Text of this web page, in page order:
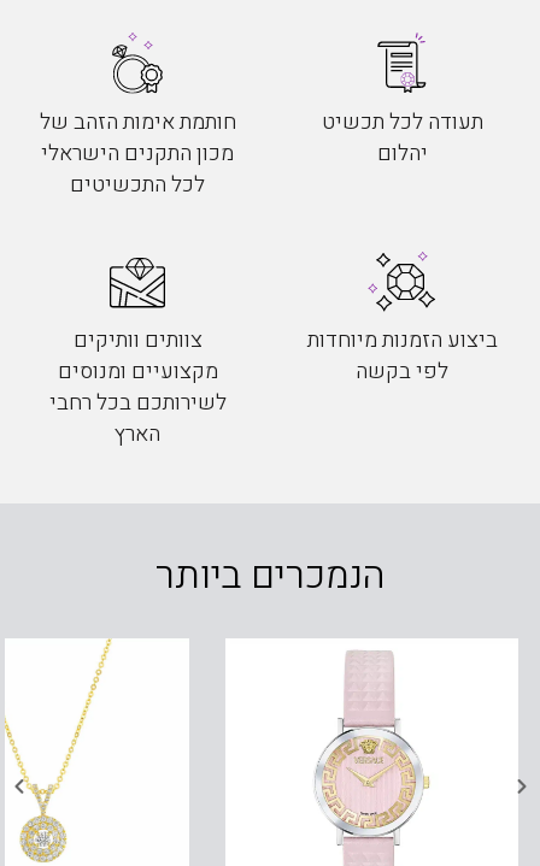
תעודה לכל תכשיט
יהלום
חותמת אימות הזהב של
מכון התקנים הישראלי
לכל התכשיטים
ביצוע הזמנות מיוחדות
לפי בקשה
צוותים וותיקים
מקצועיים ומנוסים
לשירותכם בכל רחבי
הארץ
הנמכרים ביותר